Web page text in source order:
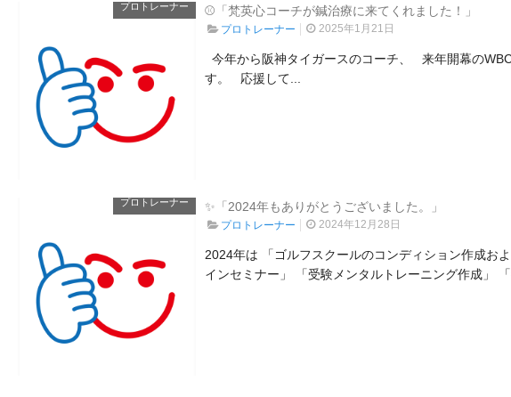
プロトレーナー ⚾「梵英心コーチが鍼治療に来てくれました！」
プロトレーナー 2025年1月21日
今年から阪神タイガースのコーチ、 来年開幕の
す。 応援して...
プロトレーナー ✨「2024年もありがとうございました。」
プロトレーナー 2024年12月28日
2024年は 「ゴルフスクールのコンディション作成お
インセミナー」 「受験メンタルトレーニング作成」